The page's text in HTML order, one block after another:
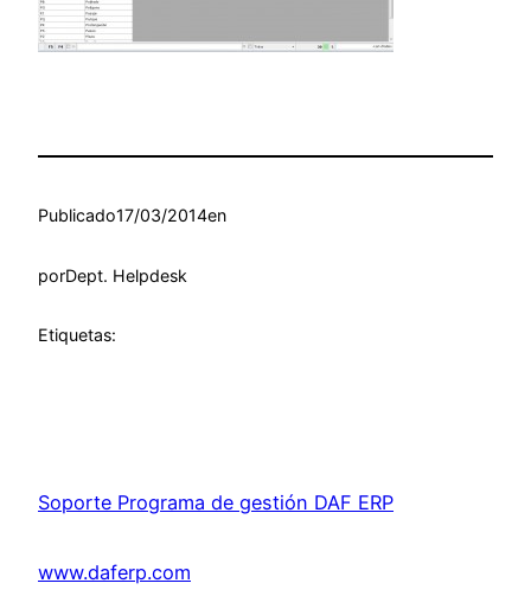
Publicado17/03/2014en
porDept. Helpdesk
Etiquetas:
Soporte Programa de gestión DAF ERP
www.daferp.com